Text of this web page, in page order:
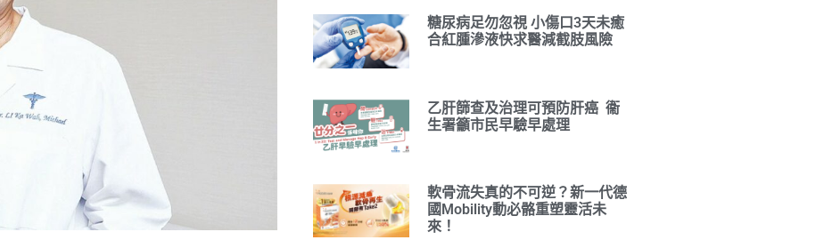
糖尿病足勿忽視 小傷口3天未癒
合紅腫滲液快求醫減截肢風險
乙肝篩查及治理可預防肝癌 衞
生署籲市民早驗早處理
軟骨流失真的不可逆？新一代德
國Mobility動必骼重塑靈活未
來！